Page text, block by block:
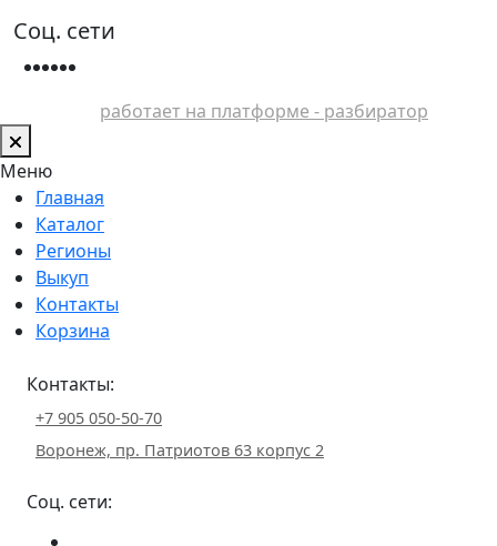
Соц. сети
работает на платформе - разбиратор
Меню
Главная
Каталог
Регионы
Выкуп
Контакты
Корзина
Контакты:
+7 905 050-50-70
Воронеж, пр. Патриотов 63 корпус 2
Соц. сети: